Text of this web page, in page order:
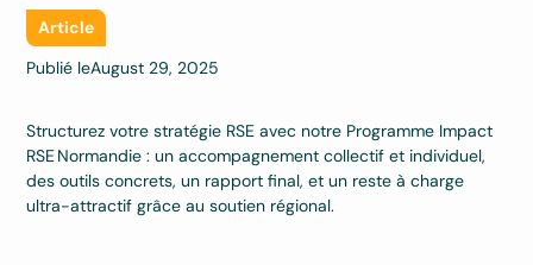
Article
Publié leAugust 29, 2025
Structurez votre stratégie RSE avec notre Programme Impact
RSE Normandie : un accompagnement collectif et individuel,
des outils concrets, un rapport final, et un reste à charge
ultra-attractif grâce au soutien régional.